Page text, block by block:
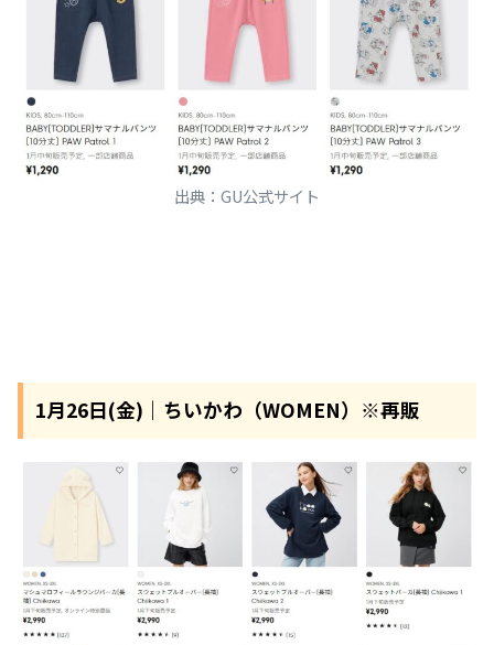
出典：GU公式サイト
1月26日(金)｜ちいかわ（WOMEN）※再販